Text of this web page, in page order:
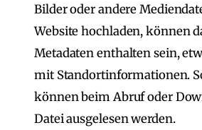
Bilder oder andere
Website hochladen, können
Metadaten enthalten sein,
mit Standortinformationen.
können beim Abruf oder
Datei ausgelesen werden.